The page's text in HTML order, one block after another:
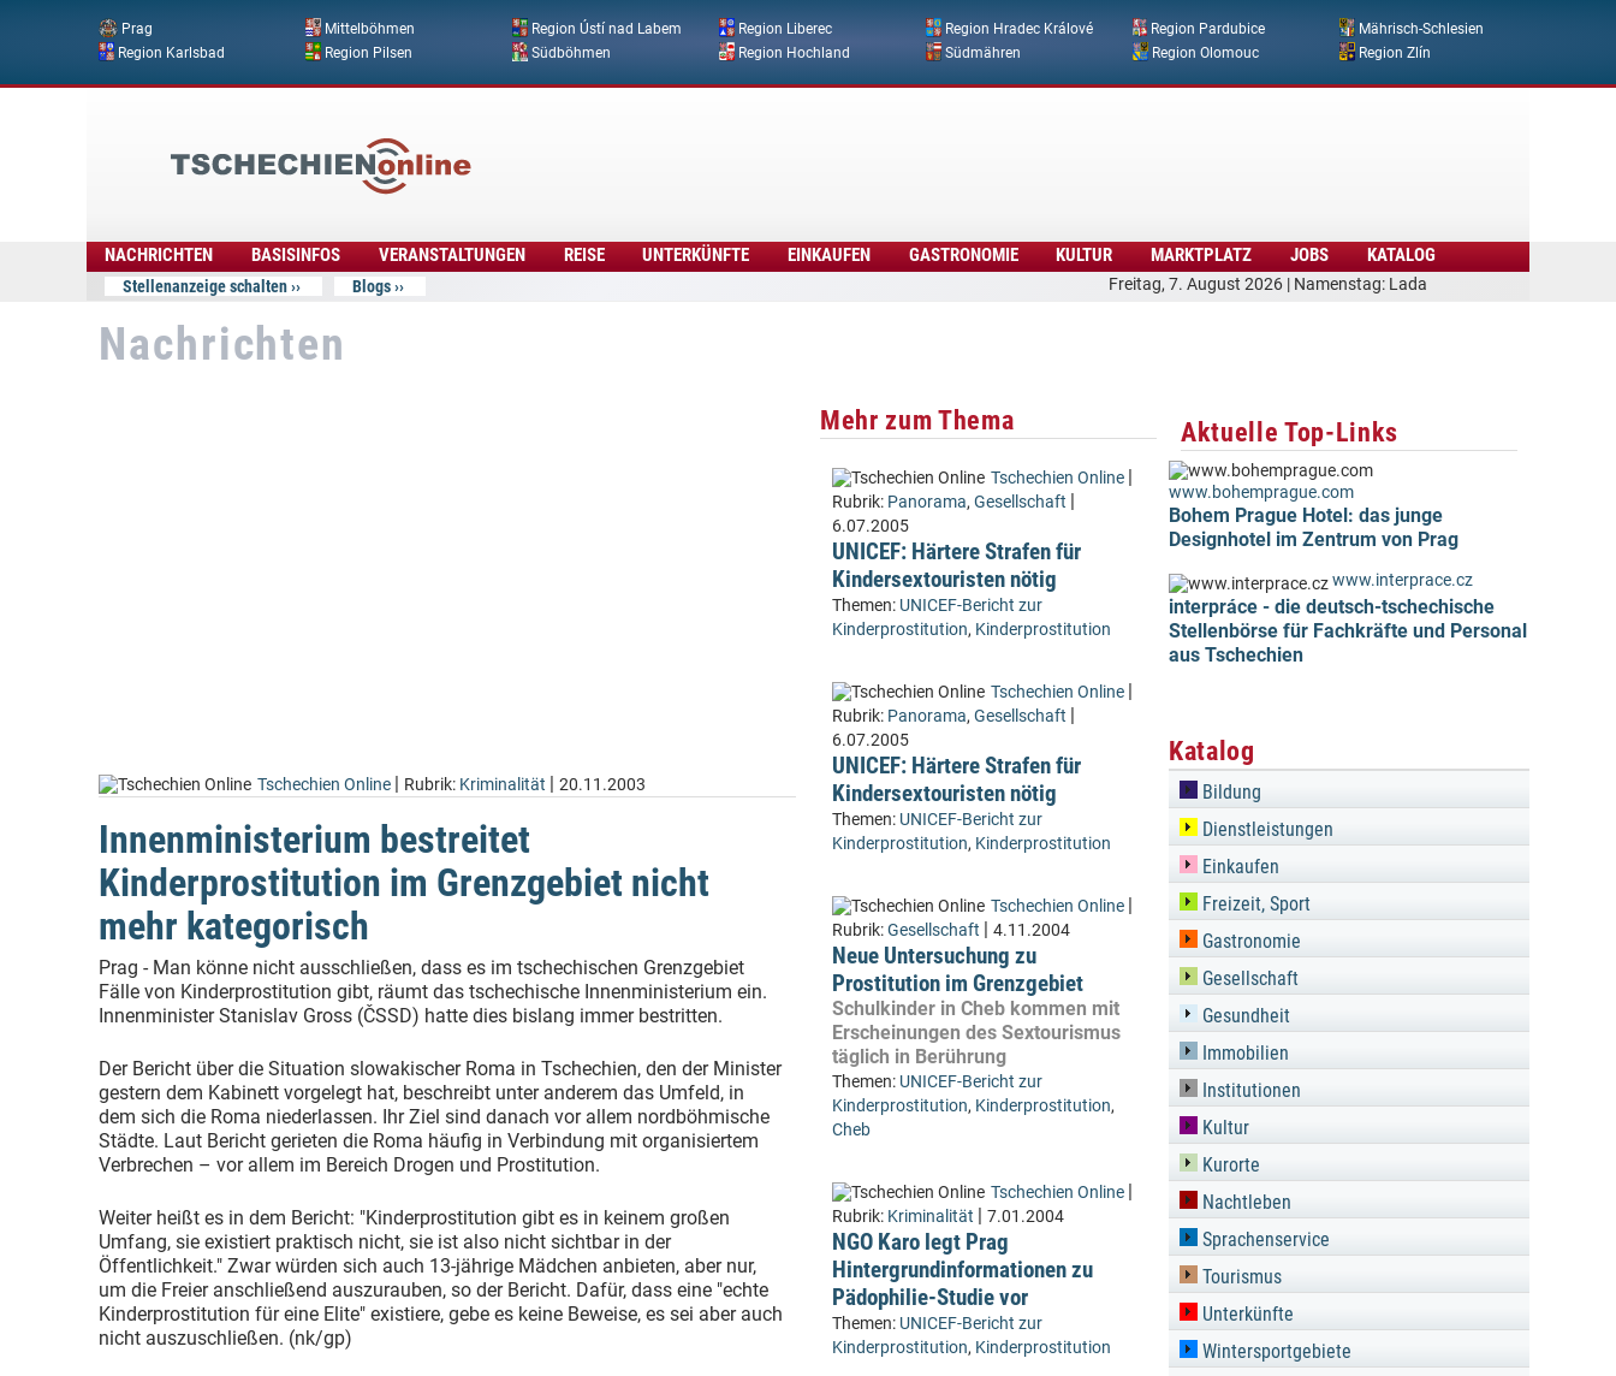
Direkt zum Inhalt
Prag Mittelböhmen Region Ústí nad Labem Region Liberec Region Hradec Králové Region Pardubice
Mährisch-Schlesien
Region Karlsbad
Region Pilsen Südböhmen Region Hochland Südmähren Region Olomouc Region Zlín
Freitag, 7. August 2026 | Namenstag: Lada
Online
NACHRICHTEN BASISINFOS VERANSTALTUNGEN REISE UNTERKÜNFTE EINKAUFEN GASTRONOMIE KULTUR MARKTPLATZ JOBS KATALOG
Stellenanzeige schalten Blogs
Nachrichten
Tschechien Online | Rubrik: Kriminalität | 20.11.2003
Innenministerium bestreitet
Kinderprostitution im Grenzgebiet nicht
mehr kategorisch
Prag - Man könne nicht ausschließen, dass es im tschechischen Grenzgebiet
Fälle von Kinderprostitution gibt, räumt das tschechische Innenministerium ein.
Innenminister Stanislav Gross (ČSSD) hatte dies bislang immer bestritten.
Der Bericht über die Situation slowakischer Roma in Tschechien, den der Minister
gestern dem Kabinett vorgelegt hat, beschreibt unter anderem das Umfeld, in
dem sich die Roma niederlassen. Ihr Ziel sind danach vor allem nordböhmische
Städte. Laut Bericht gerieten die Roma häufig in Verbindung mit organisiertem
Verbrechen – vor allem im Bereich Drogen und Prostitution.
Weiter heißt es in dem Bericht: "Kinderprostitution gibt es in keinem großen
Umfang, sie existiert praktisch nicht, sie ist also nicht sichtbar in der
Öffentlichkeit." Zwar würden sich auch 13-jährige Mädchen anbieten, aber nur,
um die Freier anschließend auszurauben, so der Bericht. Dafür, dass eine "echte
Kinderprostitution für eine Elite" existiere, gebe es keine Beweise, es sei aber auch
nicht auszuschließen. (nk/gp)
Mehr zum Thema
Tschechien Online |
Rubrik: Panorama, Gesellschaft |
6.07.2005
UNICEF: Härtere Strafen für
Kindersextouristen nötig
Themen: UNICEF-Bericht zur
Kinderprostitution, Kinderprostitution
Tschechien Online |
Rubrik: Panorama, Gesellschaft |
6.07.2005
UNICEF: Härtere Strafen für
Kindersextouristen nötig
Themen: UNICEF-Bericht zur
Kinderprostitution, Kinderprostitution
Tschechien Online |
Rubrik:Gesellschaft | 4.11.2004
Neue Untersuchung zu
Prostitution im Grenzgebiet
Schulkinder in Cheb kommen mit
Erscheinungen des Sextourismus
täglich in Berührung
Themen: UNICEF-Bericht zur
Kinderprostitution, Kinderprostitution,
Cheb
Tschechien Online |
Rubrik: Kriminalität | 7.01.2004
NGO Karo legt Prag
Hintergrundinformationen zu
Pädophilie-Studie vor
Themen: UNICEF-Bericht zur
Kinderprostitution, Kinderprostitution
Aktuelle Top-Links
www.bohemprague.com
Bohem Prague Hotel: das junge
Designhotel im Zentrum von Prag
www.interprace.cz
interpráce - die deutsch-tschechische
Stellenbörse für Fachkräfte und Personal
aus Tschechien
Katalog
Bildung
Dienstleistungen
Einkaufen
Freizeit, Sport
Gastronomie
Gesellschaft
Gesundheit
Immobilien
Institutionen
Kultur
Kurorte
Nachtleben
Sprachenservice
Tourismus
Unterkünfte
Wintersportgebiete